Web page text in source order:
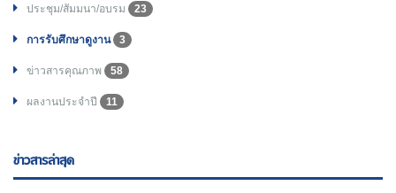
ประชุม/สัมมนา/อบรม 23
การรับศึกษาดูงาน 3
ข่าวสารคุณภาพ 58
ผลงานประจำปี 11
ข่าวสารล่าสุด